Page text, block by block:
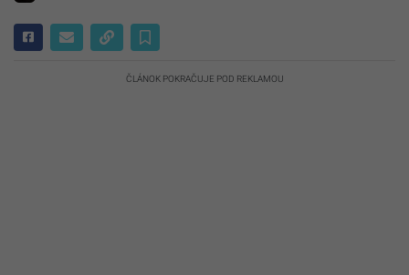
ČLÁNOK POKRAČUJE POD REKLAMOU